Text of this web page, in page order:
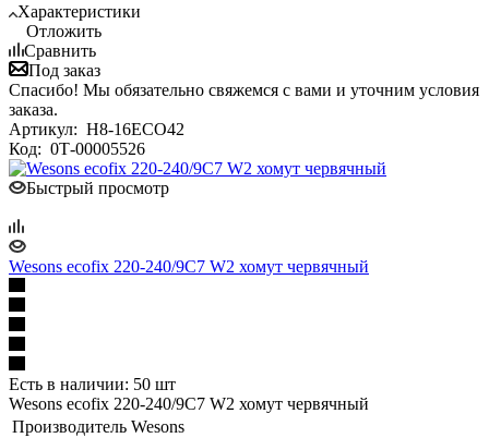
Характеристики
Отложить
Сравнить
Под заказ
Спасибо! Мы обязательно свяжемся с вами и уточним условия
заказа.
Артикул: H8-16ECO42
Код: 0Т-00005526
Быстрый просмотр
Wesons ecofix 220-240/9C7 W2 хомут червячный
Есть в наличии: 50 шт
Wesons ecofix 220-240/9C7 W2 хомут червячный
Производитель Wesons